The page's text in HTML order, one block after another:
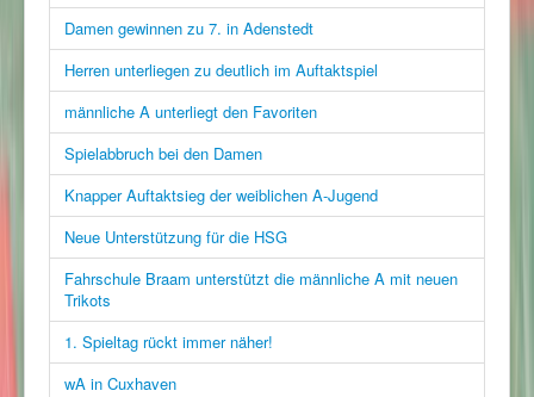
Damen gewinnen zu 7. in Adenstedt
Herren unterliegen zu deutlich im Auftaktspiel
männliche A unterliegt den Favoriten
Spielabbruch bei den Damen
Knapper Auftaktsieg der weiblichen A-Jugend
Neue Unterstützung für die HSG
Fahrschule Braam unterstützt die männliche A mit neuen
Trikots
1. Spieltag rückt immer näher!
wA in Cuxhaven